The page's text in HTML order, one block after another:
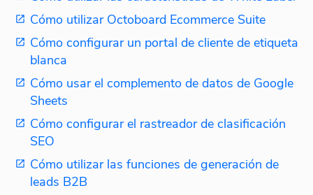
Cómo utilizar Octoboard Ecommerce Suite
Cómo configurar un portal de cliente de etiqueta
blanca
Cómo usar el complemento de datos de Google
Sheets
Cómo configurar el rastreador de clasificación
SEO
Cómo utilizar las funciones de generación de
leads B2B